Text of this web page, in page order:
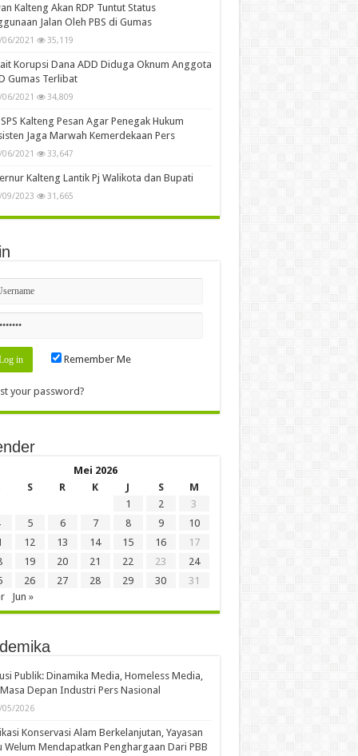
Kalteng Akan RDP Tuntut Status
Jalan Oleh PBS di Gumas
06/2021 35,119
Korupsi Dana ADD Diduga Oknum Anggota
Gumas Terlibat
06/2021 34,809
SPS Kalteng Pesan Agar Penegak Hukum
Jaga Marwah Kemerdekaan Pers
06/2021 33,647
Kalteng Lantik Pj Walikota dan Bupati
09/2023 31,665
Remember Me
your password?
Mei 2026
S R K J S
M
1
2
3
5 6 7 8 9
10
12 13 14 15 16
17
19 20 21 22 23
24
26 27 28 29 30
31
Jun »
Publik: Dinamika Media, Homeless Media,
Depan Industri Pers Nasional
05/2026
Konservasi Alam Berkelanjutan, Yayasan
Welum Mendapatkan Penghargaan Dari PBB